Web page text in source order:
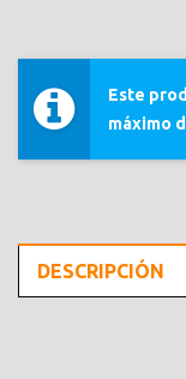
Este
máximo
DESCRIPCIÓN